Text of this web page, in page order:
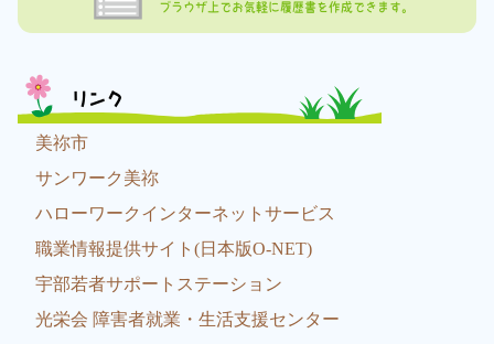
ブラウザ上でお気軽に履歴書を作成できます。
リンク
美祢市
サンワーク美祢
ハローワークインターネットサービス
職業情報提供サイト(日本版O-NET)
宇部若者サポートステーション
光栄会 障害者就業・生活支援センター